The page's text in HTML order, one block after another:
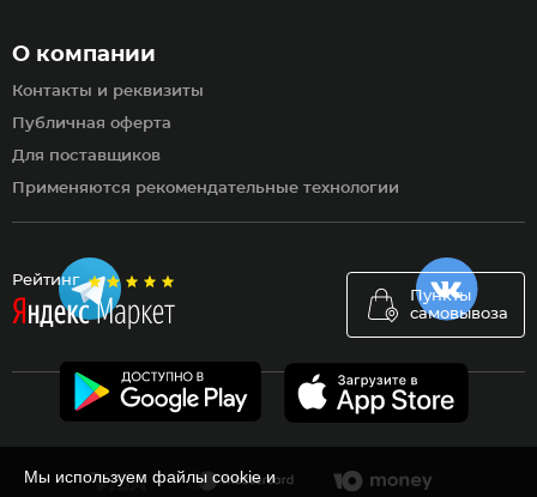
Рейтинг
Пункты
самовывоза
О компании
Контакты и реквизиты
Публичная оферта
Для поставщиков
Применяются рекомендательные технологии
Мы используем файлы cookie и